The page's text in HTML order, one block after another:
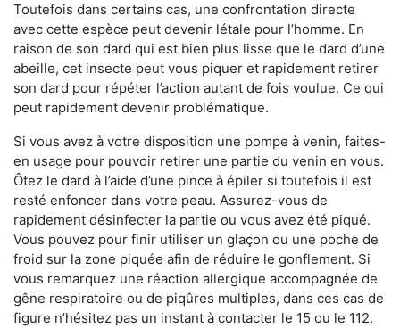
Toutefois dans certains cas, une confrontation directe
avec cette espèce peut devenir létale pour l’homme. En
raison de son dard qui est bien plus lisse que le dard d’une
abeille, cet insecte peut vous piquer et rapidement retirer
son dard pour répéter l’action autant de fois voulue. Ce qui
peut rapidement devenir problématique.
Si vous avez à votre disposition une pompe à venin, faites-
en usage pour pouvoir retirer une partie du venin en vous.
Ôtez le dard à l’aide d’une pince à épiler si toutefois il est
resté enfoncer dans votre peau. Assurez-vous de
rapidement désinfecter la partie ou vous avez été piqué.
Vous pouvez pour finir utiliser un glaçon ou une poche de
froid sur la zone piquée afin de réduire le gonflement. Si
vous remarquez une réaction allergique accompagnée de
gêne respiratoire ou de piqûres multiples, dans ces cas de
figure n’hésitez pas un instant à contacter le 15 ou le 112.